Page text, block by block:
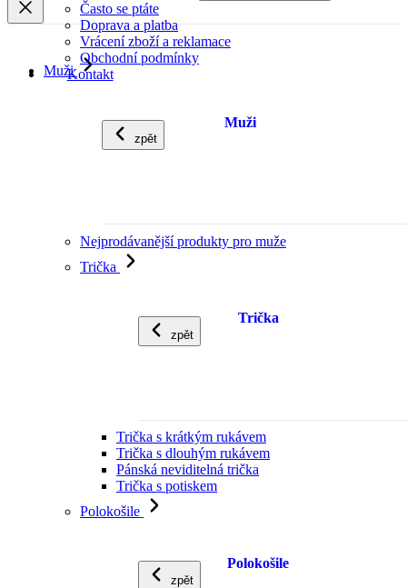
Často se ptáte
Doprava a platba
Vrácení zboží a reklamace
Obchodní podmínky
Kontakt
Muži
zpět
Muži
Nejprodávanější produkty pro muže
Trička
zpět
Trička
Trička s krátkým rukávem
Trička s dlouhým rukávem
Pánská neviditelná trička
Trička s potiskem
Polokošile
zpět
Polokošile